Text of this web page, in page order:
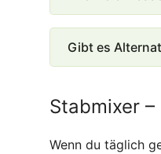
Gibt es
Stabmixer
Wenn du täglich